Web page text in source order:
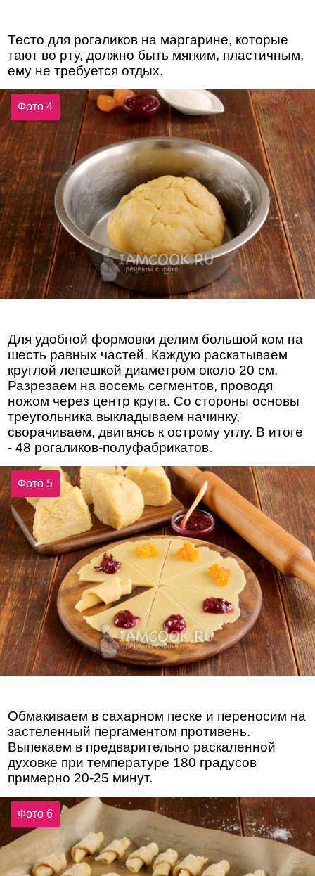
Тесто для рогаликов на маргарине, которые
тают во рту, должно быть мягким, пластичным,
ему не требуется отдых.
Фото 4
Для удобной формовки делим большой ком на
шесть равных частей. Каждую раскатываем
круглой лепешкой диаметром около 20 см.
Разрезаем на восемь сегментов, проводя
ножом через центр круга. Со стороны основы
треугольника выкладываем начинку,
сворачиваем, двигаясь к острому углу. В итоге
- 48 рогаликов-полуфабрикатов.
Фото 5
Обмакиваем в сахарном песке и переносим на
застеленный пергаментом противень.
Выпекаем в предварительно раскаленной
духовке при температуре 180 градусов
примерно 20-25 минут.
Фото 6